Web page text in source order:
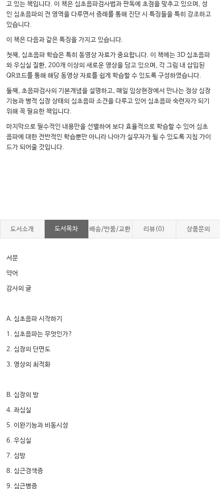
고 있는 책입니다. 이 책은 심초음파검사법과 판독에 초점을 맞추고 있으며, 성
인 심초음파의 전 영역을 다루면서 증례를 통해 진단 시 특징들을 특히 강조하고
있습니다.
이 책은 다음과 같은 특징을 가지고 있습니다.
첫째, 심초음파 학습은 특히 동영상 자료가 중요합니다. 이 책에는 3D 심초음파
와 우심실 질환, 200개 이상의 새로운 영상을 담고 있으며, 각 그림 내 삽입된
QR코드를 통해 해당 동영상 자료를 쉽게 학습할 수 있도록 구성하였습니다.
둘째, 초음파검사의 기본개념을 설명하고, 매일 임상현장에서 만나는 정상 심장
기능과 병적 심장 상태의 심초음파 소견을 다루고 있어 심초음파 숙련자가 되기
위해 꼭 필요한 책입니다.
마지막으로 필수적인 내용만을 선별하여 보다 효율적으로 학습할 수 있어 심초
음파에 대한 전반적인 학습뿐만 아니라 나아가 실무자가 될 수 있도록 지침 가이
드가 되어줄 것입니다.
도서소개 도서목차 배송/반품/교환 리뷰(0) 상품문의
서문
약어
감사의 글
A. 심초음파 시작하기
1. 심초음파는 무엇인가?
2. 심장의 단면도
3. 영상의 최적화
B. 심장의 방
4. 좌심실
5. 이완기능과 비동시성
6. 우심실
7. 심방
8. 심근경색증
9. 심근병증